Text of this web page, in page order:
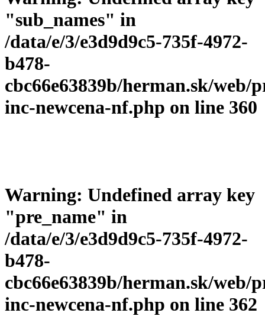
"sub_names" in
/data/e/3/e3d9d9c5-735f-4972-
b478-
cbc66e63839b/herman.sk/web/
inc-newcena-nf.php on line 360
Warning: Undefined array key
"pre_name" in
/data/e/3/e3d9d9c5-735f-4972-
b478-
cbc66e63839b/herman.sk/web/
inc-newcena-nf.php on line 362